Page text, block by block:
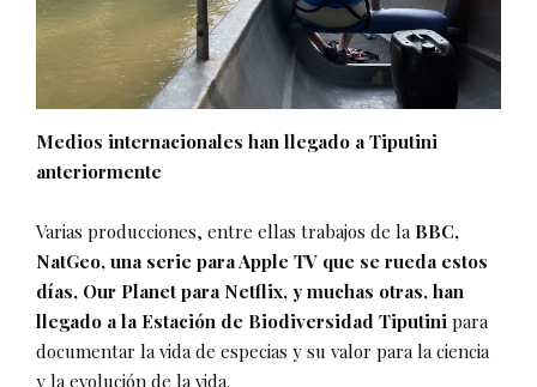
Medios internacionales han llegado a Tiputini
anteriormente
Varias producciones, entre ellas trabajos de la BBC,
NatGeo, una serie para Apple TV que se rueda estos
días, Our Planet para Netflix, y muchas otras, han
llegado a la Estación de Biodiversidad Tiputini para
documentar la vida de especias y su valor para la ciencia
y la evolución de la vida.